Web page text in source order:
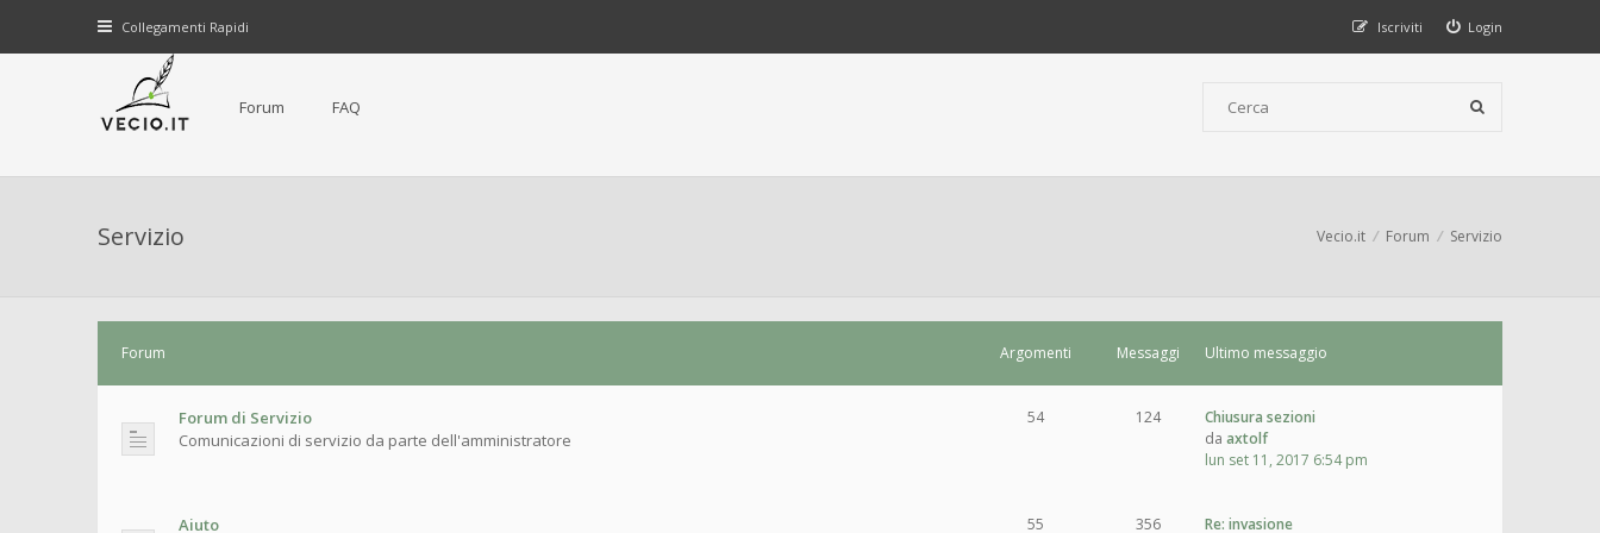
Collegamenti Rapidi Login
Iscriviti
Forum FAQ
Servizio Vecio.it Forum Servizio
Forum Argomenti Messaggi Ultimo messaggio
Forum di Servizio
Comunicazioni di servizio da parte dell'amministratore
54 124
Chiusura sezioni
da axtolf
lun set 11, 2017 6:54 pm
Aiuto
55 356
Re: invasione